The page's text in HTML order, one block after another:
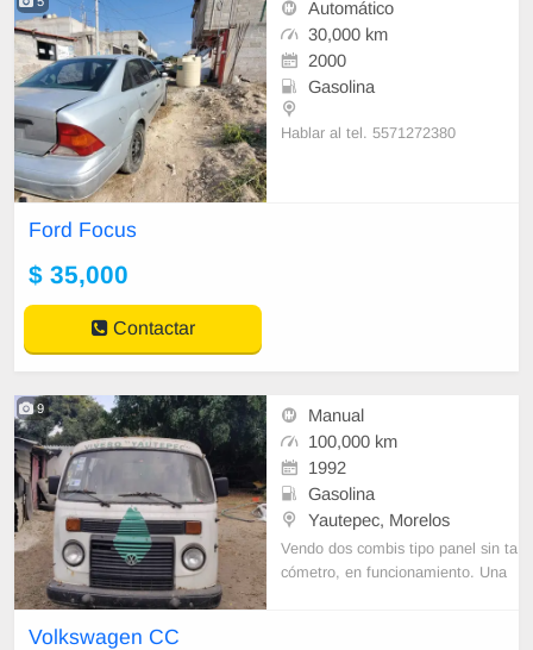
Automático
30,000 km
2000
Gasolina
Hablar al tel. 5571272380
Ford Focus
$ 35,000
Contactar
9
Manual
100,000 km
1992
Gasolina
Yautepec, Morelos
Vendo dos combis tipo panel sin ta
cómetro, en funcionamiento. Una
Volkswagen CC